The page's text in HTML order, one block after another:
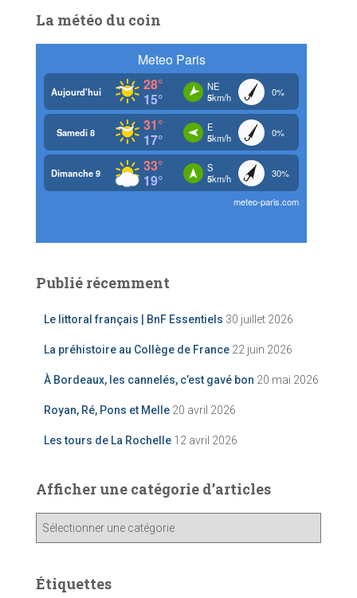
La météo du coin
Publié récemment
Le littoral français | BnF Essentiels 30 juillet 2026
La préhistoire au Collège de France 22 juin 2026
À Bordeaux, les cannelés, c’est gavé bon 20 mai 2026
Royan, Ré, Pons et Melle 20 avril 2026
Les tours de La Rochelle 12 avril 2026
Afficher une catégorie d’articles
h
Étiquettes